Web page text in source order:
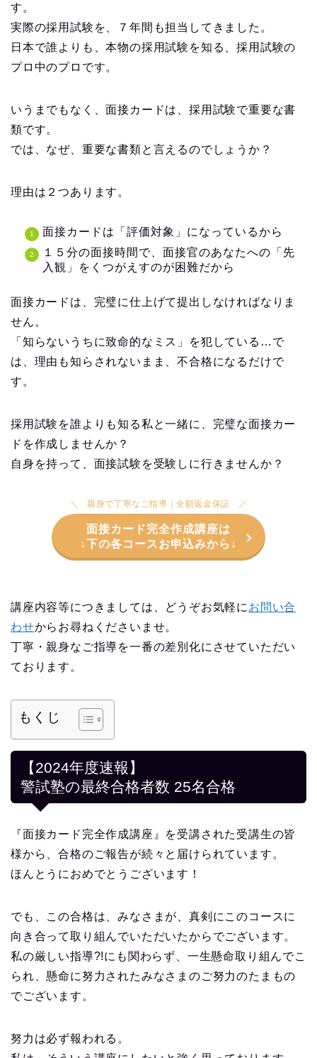
す。
実際の採用試験を、７年間も担当してきました。
日本で誰よりも、本物の採用試験を知る、採用試験の
プロ中のプロです。
いうまでもなく、面接カードは、採用試験で重要な書
類です。
では、なぜ、重要な書類と言えるのでしょうか？
理由は２つあります。
面接カードは「評価対象」になっているから
１５分の面接時間で、面接官のあなたへの「先
入観」をくつがえすのが困難だから
面接カードは、完璧に仕上げて提出しなければなりま
せん。
「知らないうちに致命的なミス」を犯している…で
は、理由も知らされないまま、不合格になるだけで
す。
採用試験を誰よりも知る私と一緒に、完璧な面接カー
ドを作成しませんか？
自身を持って、面接試験を受験しに行きませんか？
親身で丁寧なご指導｜全額返金保証
面接カード完全作成講座は
↓下の各コースお申込みから↓
講座内容等につきましては、どうぞお気軽に お問い合
わせからお尋ねくださいませ。
丁寧・親身なご指導を一番の差別化にさせていただい
ております。
もくじ
【2024年度速報】
警試塾の最終合格者数 25名合格
『面接カード完全作成講座』を受講された受講生の皆
様から、合格のご報告が続々と届けられています。
ほんとうにおめでとうございます！
でも、この合格は、みなさまが、真剣にこのコースに
向き合って取り組んでいただいたからでございます。
私の厳しい指導?!にも関わらず、一生懸命取り組んでこ
られ、懸命に努力されたみなさまのご努力のたまもの
でございます。
努力は必ず報われる。